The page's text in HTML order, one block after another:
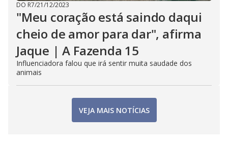
DO R7/21/12/2023
"Meu coração está saindo daqui
cheio de amor para dar", afirma
Jaque | A Fazenda 15
Influenciadora falou que irá sentir muita saudade dos
animais
VEJA MAIS NOTÍCIAS